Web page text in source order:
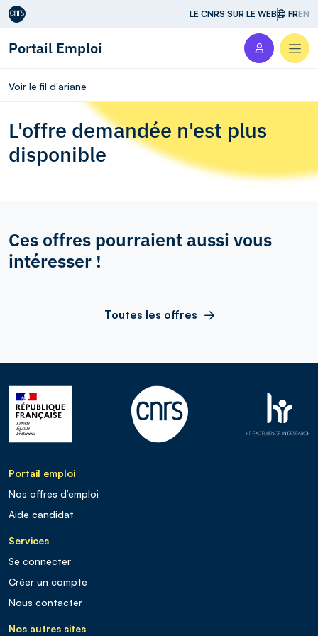
Aller au contenu LE CNRS SUR LE WEB FREN
Portail Emploi
Voir le fil d'ariane
L'offre demandée n'est plus
disponible
Ces offres pourraient aussi vous
intéresser !
Toutes les offres
Portail emploi
Nos offres d’emploi
Aide candidat
Services
Se connecter
Créer un compte
Nous contacter
Nos autres sites